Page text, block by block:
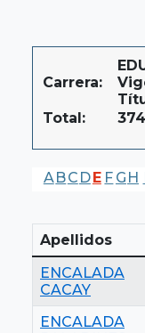
Carrera:
Total:
374
A BC DE F G H
Apellidos
ENCALADA
CACAY
ENCALADA